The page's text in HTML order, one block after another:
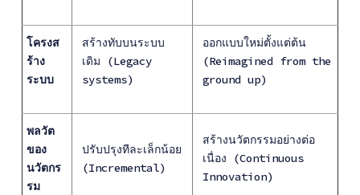
โครงส
ร้าง
ระบบ
สร้างทับบนระบบ
เดิม (Legacy
systems)
ออกแบบใหม่ตั้งแต่ต้น
(Reimagined from the
ground up)
พลวัต
ของ
นวัตกร
รม
ปรับปรุงทีละเล็กน้อย
(Incremental)
สร้างนวัตกรรมอย่างต่อ
เนื่อง (Continuous
Innovation)